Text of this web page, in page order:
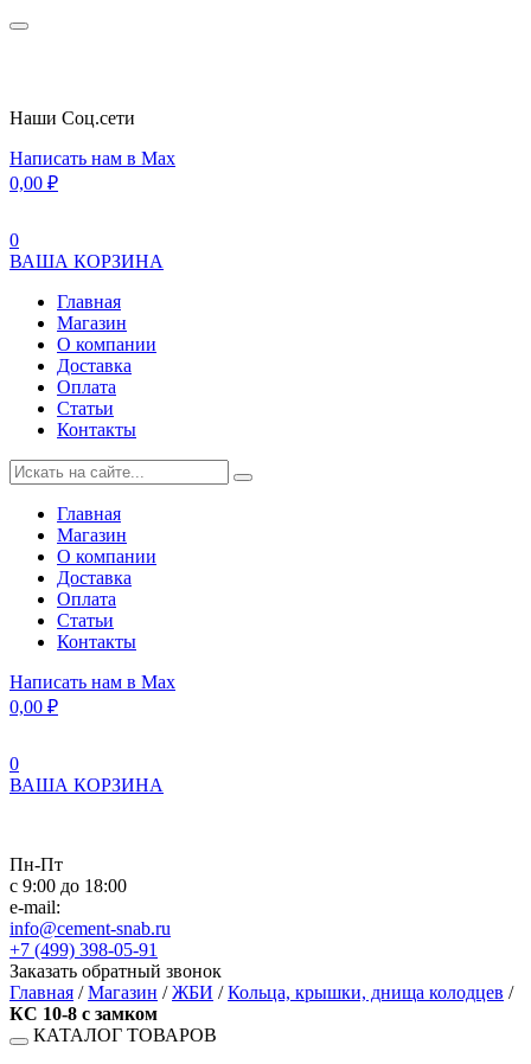
Наши Cоц.сети
Написать нам в Max
0,00 ₽
0
ВАША КОРЗИНА
Главная
Магазин
О компании
Доставка
Оплата
Статьи
Контакты
Главная
Магазин
О компании
Доставка
Оплата
Статьи
Контакты
Написать нам в Max
0,00 ₽
0
ВАША КОРЗИНА
Пн-Пт
с 9:00 до 18:00
e-mail:
info@cement-snab.ru
+7 (499) 398-05-91
Заказать обратный звонок
Главная /Магазин /ЖБИ /Кольца, крышки, днища колодцев /
КС 10-8 с замком
КАТАЛОГ ТОВАРОВ